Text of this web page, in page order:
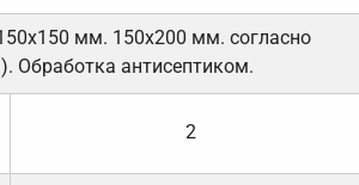
мм. 150х200 мм. согласно
Обработка антисептиком.
2